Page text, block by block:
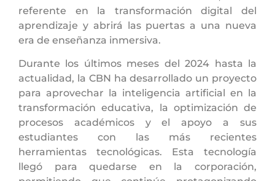
referente en la transformación digital del
aprendizaje y abrirá las puertas a una nueva
era de enseñanza inmersiva.
Durante los últimos meses del 2024 hasta la
actualidad, la CBN ha desarrollado un proyecto
para aprovechar la inteligencia artificial en la
transformación educativa, la optimización de
procesos académicos y el apoyo a sus
estudiantes con las más recientes
herramientas tecnológicas. Esta tecnología
llegó para quedarse en la corporación,